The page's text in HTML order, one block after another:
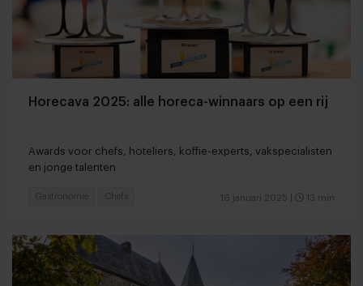
Horecava 2025: alle horeca-winnaars op een rij
Awards voor chefs, hoteliers, koffie-experts, vakspecialisten
en jonge talenten
16 januari 2025 13 min
Gastronomie Chefs